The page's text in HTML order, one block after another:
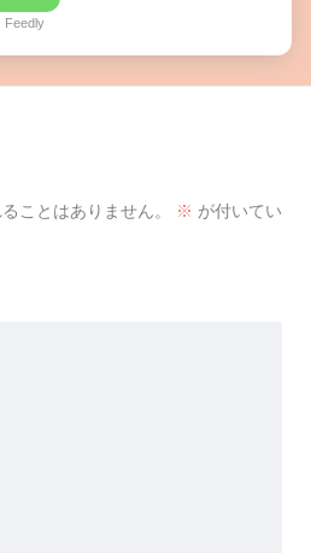
Feedly
ことはありません。 ※ が付いてい